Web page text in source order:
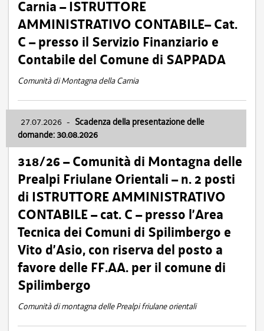
Carnia – ISTRUTTORE
AMMINISTRATIVO CONTABILE– Cat.
C – presso il Servizio Finanziario e
Contabile del Comune di SAPPADA
Comunità di Montagna della Carnia
27.07.2026 - Scadenza della presentazione delle
domande: 30.08.2026
318/26 – Comunità di Montagna delle
Prealpi Friulane Orientali – n. 2 posti
di ISTRUTTORE AMMINISTRATIVO
CONTABILE – cat. C – presso l’Area
Tecnica dei Comuni di Spilimbergo e
Vito d’Asio, con riserva del posto a
favore delle FF.AA. per il comune di
Spilimbergo
Comunità di montagna delle Prealpi friulane orientali